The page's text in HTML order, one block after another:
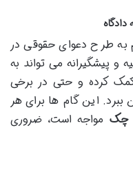
دادگاه
به طرح دعوای حقوقی در
و پیشگیرانه می تواند به
کرده و حتی در برخی
ببرد. این گام ها برای هر
چک مواجه است، ضروری